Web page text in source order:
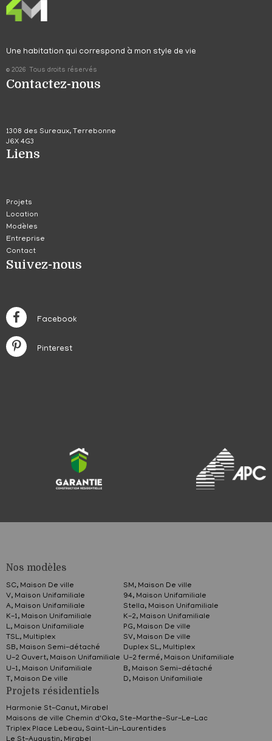
Une habitation qui correspond à mon style de vie
© 2026 Tous droits réservés
Contactez-nous
1308 des Sureaux, Terrebonne
J6X 4G3
Liens
Projets
Location
Modèles
Entreprise
Contact
Suivez-nous
Facebook
Pinterest
Nos modèles
SC, Maison De ville
SM, Maison De ville
V, Maison Unifamiliale
94, Maison Unifamiliale
A, Maison Unifamiliale
Stella, Maison Unifamiliale
K-1, Maison Unifamiliale
K-2, Maison Unifamiliale
L, Maison Unifamiliale
PG, Maison De ville
TSL, Multiplex
SV, Maison De ville
SB, Maison Semi-détaché
Duplex SL, Multiplex
U-2 Ouvert, Maison Unifamiliale U-2 fermé, Maison Unifamiliale
U-1, Maison Unifamiliale
B, Maison Semi-détaché
T, Maison De ville
D, Maison Unifamiliale
Projets résidentiels
Harmonie St-Canut, Mirabel
Maisons de ville Chemin d'Oka,Ste-Marthe-Sur-Le-Lac
Triplex Place Lebeau,Saint-Lin-Laurentides